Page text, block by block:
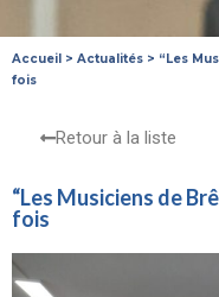
Accueil > Actualités > “Les
fois
Retour à la liste
“Les Musiciens de
fois